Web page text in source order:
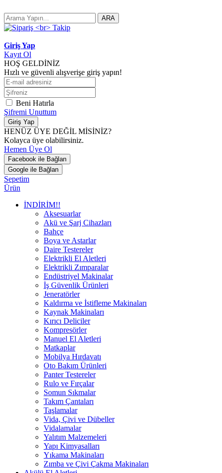
ARA
Giriş Yap
Kayıt Ol
HOŞ GELDİNİZ
Hızlı ve güvenli alışverişe giriş yapın!
Beni Hatırla
Şifremi Unuttum
Giriş Yap
HENÜZ ÜYE DEĞİL MİSİNİZ?
Kolayca üye olabilirsiniz.
Hemen Üye Ol
Facebook ile Bağlan
Google ile Bağlan
Sepetim
Ürün
İNDİRİM!!
Aksesuarlar
Akü ve Şarj Cihazları
Bahçe
Boya ve Astarlar
Daire Testereler
Elektrikli El Aletleri
Elektrikli Zımparalar
Endüstriyel Makinalar
İş Güvenlik Ürünleri
Jeneratörler
Kaldırma ve İstifleme Makinaları
Kaynak Makinaları
Kırıcı Deliciler
Kompresörler
Manuel El Aletleri
Matkaplar
Mobilya Hırdavatı
Oto Bakım Ürünleri
Panter Testereler
Rulo ve Fırçalar
Somun Sıkmalar
Takım Çantaları
Taşlamalar
Vida, Çivi ve Dübeller
Vidalamalar
Yalıtım Malzemeleri
Yapı Kimyasalları
Yıkama Makinaları
Zımba ve Çivi Çakma Makinaları